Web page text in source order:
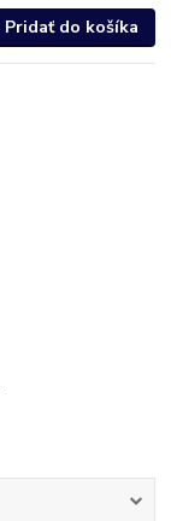
Pridať do košíka